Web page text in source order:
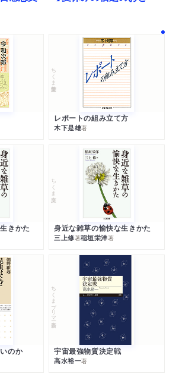
ちくま学芸文庫
レポートの組み立て方
木下是雄著
きかた
ちくま文庫
身近な雑草の愉快な生きかた
三上修著稲垣栄洋著
のか
ちくまプリマー新書
宇宙最強物質決定戦
高水裕一著